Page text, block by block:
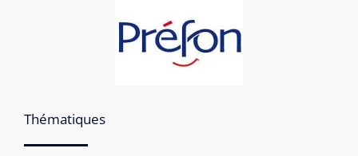
Thématiques